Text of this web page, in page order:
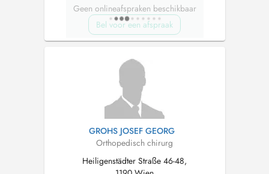
Geen onlineafspraken beschikbaar
Bel voor een afspraak
GROHS JOSEF GEORG
Orthopedisch chirurg
Heiligenstädter Straße 46-48,